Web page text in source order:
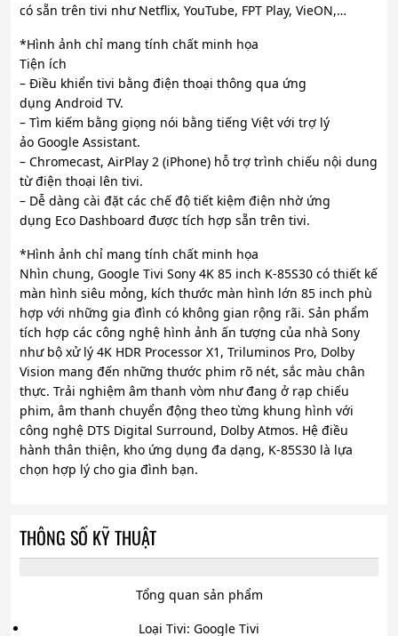
có sẵn trên tivi như Netflix, YouTube, FPT Play, VieON,…
*Hình ảnh chỉ mang tính chất minh họa
Tiện ích
– Điều khiển tivi bằng điện thoại thông qua ứng
dụng Android TV.
– Tìm kiếm bằng giọng nói bằng tiếng Việt với trợ lý
ảo Google Assistant.
– Chromecast, AirPlay 2 (iPhone) hỗ trợ trình chiếu nội dung
từ điện thoại lên tivi.
– Dễ dàng cài đặt các chế độ tiết kiệm điện nhờ ứng
dụng Eco Dashboard được tích hợp sẵn trên tivi.
*Hình ảnh chỉ mang tính chất minh họa
Nhìn chung, Google Tivi Sony 4K 85 inch K-85S30 có thiết kế
màn hình siêu mỏng, kích thước màn hình lớn 85 inch phù
hợp với những gia đình có không gian rộng rãi. Sản phẩm
tích hợp các công nghệ hình ảnh ấn tượng của nhà Sony
như bộ xử lý 4K HDR Processor X1, Triluminos Pro, Dolby
Vision mang đến những thước phim rõ nét, sắc màu chân
thực. Trải nghiệm âm thanh vòm như đang ở rạp chiếu
phim, âm thanh chuyển động theo từng khung hình với
công nghệ DTS Digital Surround, Dolby Atmos. Hệ điều
hành thân thiện, kho ứng dụng đa dạng, K-85S30 là lựa
chọn hợp lý cho gia đình bạn.
THÔNG SỐ KỸ THUẬT
Tổng quan sản phẩm
Loại Tivi: Google Tivi